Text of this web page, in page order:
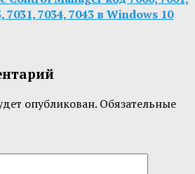
7031, 7034, 7043 в Windows 10
опубликован. Обязательные